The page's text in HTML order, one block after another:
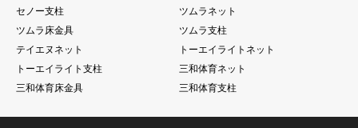
セノー支柱
ツムラネット
ツムラ床金具
ツムラ支柱
テイエヌネット
トーエイライトネット
トーエイライト支柱
三和体育ネット
三和体育床金具
三和体育支柱